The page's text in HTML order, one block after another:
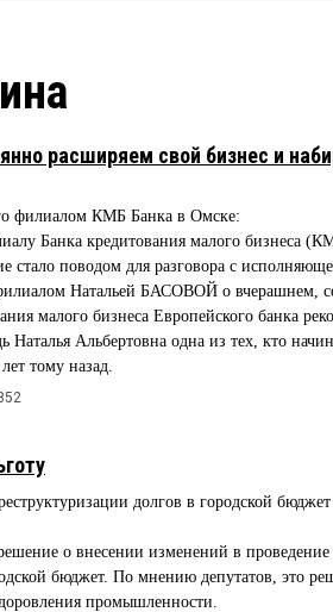
расширяем свой бизнес и
филиалом КМБ Банка в Омске:
Банка кредитования малого бизнеса
стало поводом для разговора с
Натальей БАСОВОЙ о вчерашнем,
малого бизнеса Европейского банка
Альбертовна одна из тех, кто
тому назад.
долгов в городской бюджет
о внесении изменений в проведение
бюджет. По мнению депутатов, это
промышленности.